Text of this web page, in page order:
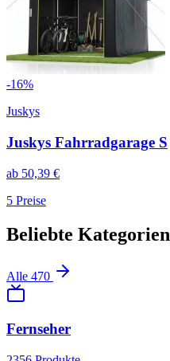
-16%
Juskys
Juskys Fahrradgarage S
ab 50,39 €
5 Preise
Beliebte Kategorien
Alle 470
Fernseher